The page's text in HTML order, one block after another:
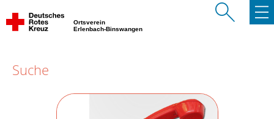
Ortsverein
Erlenbach-Binswangen
Suche